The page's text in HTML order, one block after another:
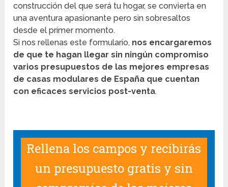
construcción del que será tu hogar, se convierta en
una aventura apasionante pero sin sobresaltos
desde el primer momento.
Si nos rellenas este formulario, nos encargaremos
de que te hagan llegar sin ningún compromiso
varios presupuestos de las mejores empresas
de casas modulares de España que cuentan
con eficaces servicios post-venta.
Rellena los campos y recibirás
un presupuesto gratis y sin